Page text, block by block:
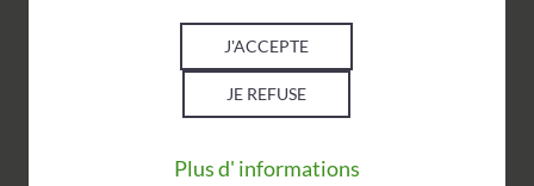
06 23 74 92 37
J'ACCEPTE
JE REFUSE
Plus d' informations